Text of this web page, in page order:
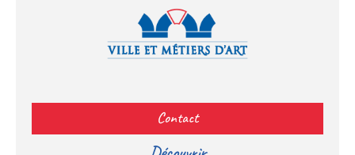
(s’ouvre
dans
un
(s’ouvre
dans
un
(s’ouvre
dans
un
(s’ouvre
un
Contact